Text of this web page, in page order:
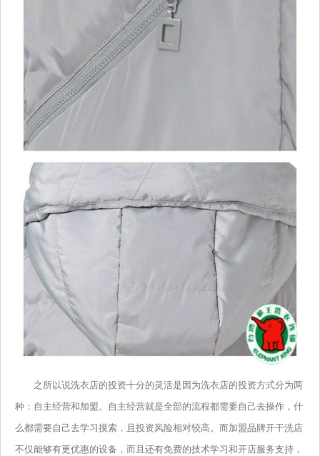
之所以说洗衣店的投资十分的灵活是因为洗衣店的投资方式分为两
种：自主经营和加盟。自主经营就是全部的流程都需要自己去操作，什
么都需要自己去学习摸索，且投资风险相对较高。而加盟品牌开干洗店
不仅能够有更优惠的设备，而且还有免费的技术学习和开店服务支持，